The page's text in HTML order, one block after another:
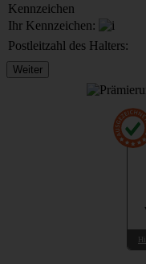
Kennzeichen
Ihr Kennzeichen:
Postleitzahl des Halters: